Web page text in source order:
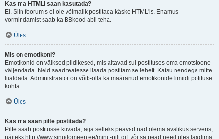
Kas ma HTMLi saan kasutada?
Ei. Siin foorumis ei ole võimalik postitada käske HTML'is. Enamus
vormindamist saab ka BBkood abil teha.
Üles
Mis on emotikoni?
Emotikonid on väiksed pildikesed, mis aitavad sul postituses oma emotsioone
väljendada. Neid saad teatesse lisada postitamise lehelt. Katsu nendega mitte
liialdada. Administraator on võib-olla ka määranud emotikonide limiidi potituse
kohta.
Üles
Kas ma saan pilte postitada?
Pilte saab postitusse kuvada, aga selleks peavad nad olema avalikus serveris,
näiteks http://www.sinudomeen.ee/minu-pilt.gif. või sa pead need üles laadima